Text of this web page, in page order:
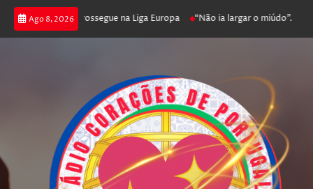
Ago 8, 2026
joga poker e prossegue na Liga Europa “Não ia largar o miúdo”.